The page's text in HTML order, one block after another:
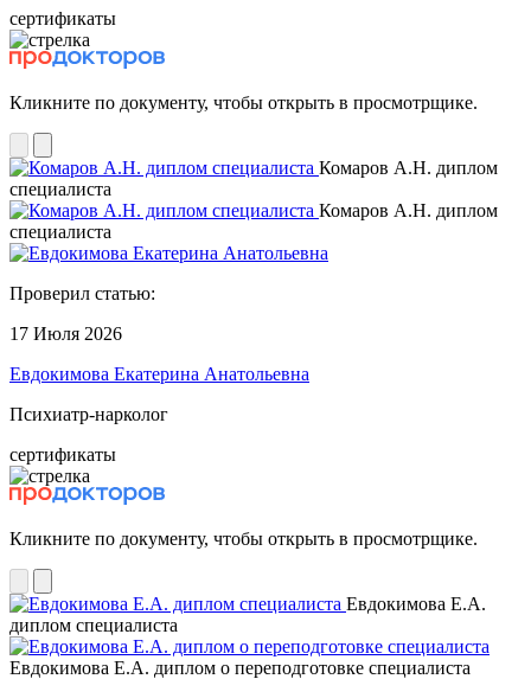
сертификаты
Кликните по документу, чтобы открыть в просмотрщике.
Комаров А.Н. диплом
специалиста
Комаров А.Н. диплом
специалиста
Проверил статью:
17 Июля 2026
Евдокимова Екатерина Анатольевна
Психиатр-нарколог
сертификаты
Кликните по документу, чтобы открыть в просмотрщике.
Евдокимова Е.А.
диплом специалиста
Евдокимова Е.А. диплом о переподготовке специалиста